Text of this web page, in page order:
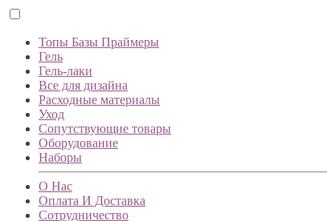
Топы Базы Праймеры
Гель
Гель-лаки
Все для дизайна
Расходные материалы
Уход
Сопутствующие товары
Оборудование
Наборы
О Нас
Оплата И Доставка
Сотрудничество